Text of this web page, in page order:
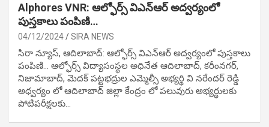
Alphores VNR: ఆల్ఫోర్స్ విఎన్ఆర్ అద్వర్యంలో
పుస్తకాలు పంపిణి…
04/12/2024 SIRA NEWS
సిరా న్యూస్, ఆదిలాబాద్: ఆల్ఫోర్స్ విఎన్ఆర్ అద్వర్యంలో పుస్తకాలు
పంపిణి… ఆల్ఫోర్స్ విద్యాసంస్థల అధినేత ఆదిలాబాద్, కరీంనగర్,
నిజామాబాద్, మెదక్ పట్టభద్రుల ఎమ్మెల్సీ అభ్యర్థి వి నరేందర్ రెడ్డి
అధ్వర్యం లో ఆదిలాబాద్ జిల్లా కేంద్రం లో పలువురు అభ్యర్థులకు
పోటిప‌రీక్ష‌ల‌కు…